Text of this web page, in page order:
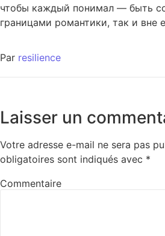
чтобы каждый понимал — быть
границами романтики, так и вне
Par resilience
Laisser un
Votre adresse e-mail ne sera pas
obligatoires sont indiqués avec *
Commentaire